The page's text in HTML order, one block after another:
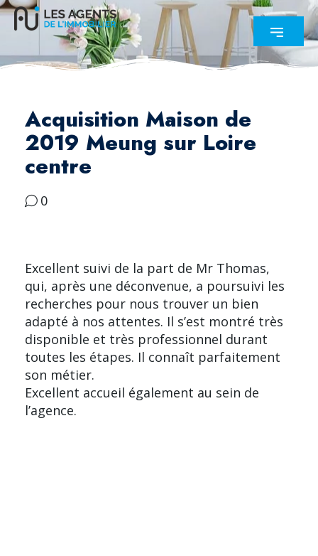
Acquisition Maison de
2019 Meung sur Loire
centre
0
Excellent suivi de la part de Mr Thomas,
qui, après une déconvenue, a poursuivi les
recherches pour nous trouver un bien
adapté à nos attentes. Il s’est montré très
disponible et très professionnel durant
toutes les étapes. Il connaît parfaitement
son métier.
Excellent accueil également au sein de
l’agence.